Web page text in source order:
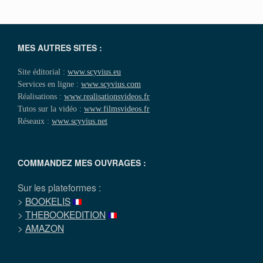
MES AUTRES SITES :
Site éditorial : www.scyvius.eu
Services en ligne : www.scyvius.com
Réalisations : www.realisationsvideos.fr
Tutos sur la vidéo : www.filmsvideos.fr
Réseaux : www.scyvius.net
COMMANDEZ MES OUVRAGES :
Sur les plateformes :
> BOOKELIS
> THEBOOKEDITION
> AMAZON